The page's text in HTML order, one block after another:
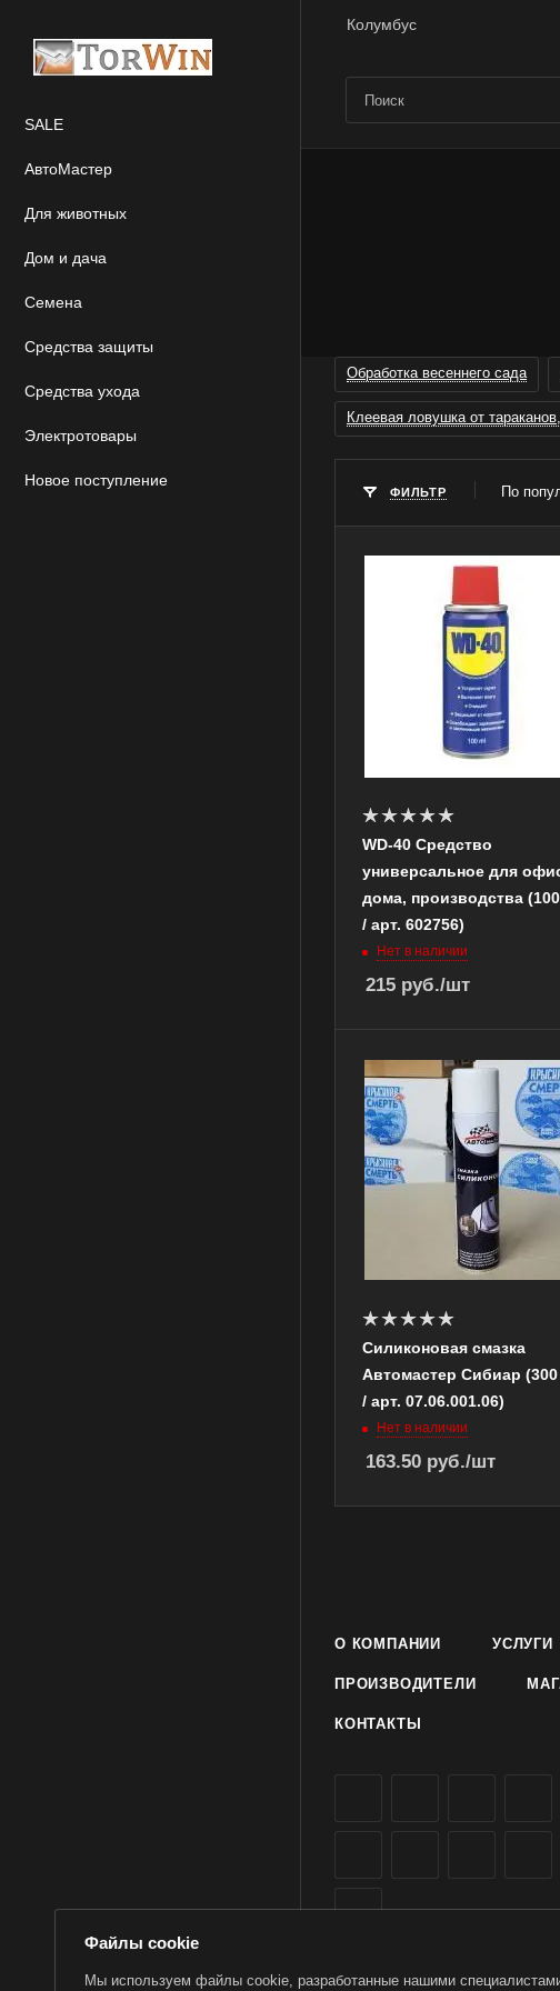
Колумбус
SALE
АвтоМастер
Для животных
Дом и дача
Семена
Средства защиты
Средства ухода
Электротовары
Новое поступление
Обработка весеннего сада
Клеевая ловушка от
ФИЛЬТР По
WD-40 Средство
универсальное для
дома, производства
/ арт. 602756)
Нет в наличии
215 руб./шт
Силиконовая смазка
Автомастер Сибиар
/ арт. 07.06.001.06)
Нет в наличии
163.50 руб./шт
О КОМПАНИИ УСЛУГИ
ПРОИЗВОДИТЕЛИ
КОНТАКТЫ
Файлы cookie
Мы используем файлы cookie, разработанные нашими